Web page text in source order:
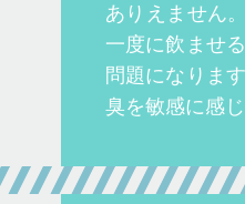
ありえません
一度に飲ませ
問題になりま
臭を敏感に感